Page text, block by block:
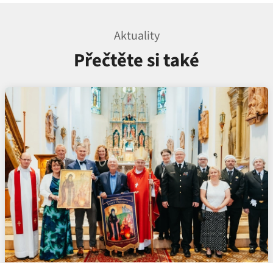
Aktuality
Přečtěte si také